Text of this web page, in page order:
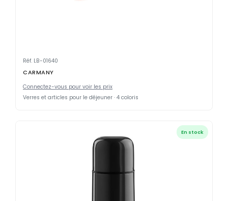
Réf. LB-01640
CARMANY
Connectez-vous pour voir les prix
Verres et articles pour le déjeuner · 4 coloris
En stock